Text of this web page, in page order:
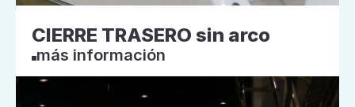
CIERRE TRASERO sin arco
más información